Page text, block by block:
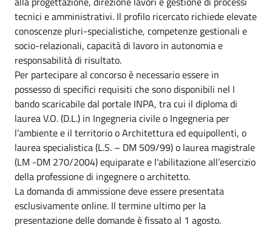
tecnici e amministrativi. Il profilo ricercato richiede elevate
conoscenze pluri-specialistiche, competenze gestionali e
socio-relazionali, capacità di lavoro in autonomia e
responsabilità di risultato.
Per partecipare al concorso è necessario essere in
possesso di specifici requisiti che sono disponibili nel l
bando scaricabile dal portale INPA, tra cui il diploma di
laurea V.O. (D.L.) in Ingegneria civile o Ingegneria per
l’ambiente e il territorio o Architettura ed equipollenti, o
laurea specialistica (L.S. – DM 509/99) o laurea magistrale
(LM -DM 270/2004) equiparate e l'abilitazione all’esercizio
della professione di ingegnere o architetto.
La domanda di ammissione deve essere presentata
esclusivamente online. Il termine ultimo per la
presentazione delle domande è fissato al 1 agosto.